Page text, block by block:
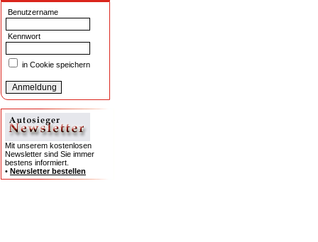
Benutzername
Kennwort
in Cookie speichern
Mit unserem kostenlosen
Newsletter sind Sie immer
bestens informiert.
• Newsletter bestellen